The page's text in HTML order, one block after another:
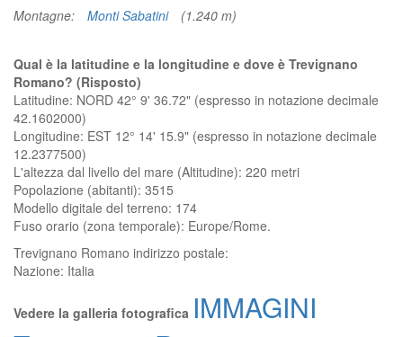
Montagne:
Monti Sabatini (1.240 m)
Qual è la latitudine e la longitudine e dove è Trevignano
Romano? (Risposto)
Latitudine: NORD 42° 9' 36.72" (espresso in notazione decimale
42.1602000)
Longitudine: EST 12° 14' 15.9" (espresso in notazione decimale
12.2377500)
L'altezza dal livello del mare (Altitudine): 220 metri
Popolazione (abitanti): 3515
Modello digitale del terreno: 174
Fuso orario (zona temporale): Europe/Rome.
Trevignano Romano indirizzo postale:
Nazione: Italia
Vedere la galleria fotografica IMMAGINI